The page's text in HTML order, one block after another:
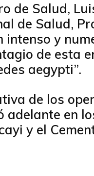
de Salud,
de Salud,
intenso y
de esta
aegypti”.
de los
adelante en
y el